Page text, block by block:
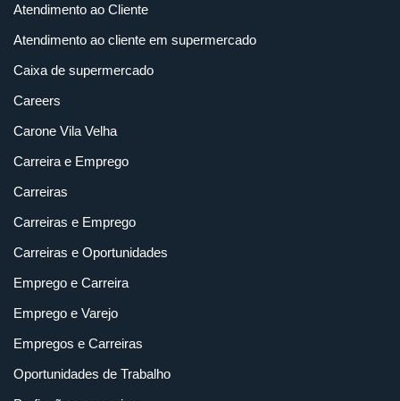
Atendimento ao Cliente
Atendimento ao cliente em supermercado
Caixa de supermercado
Careers
Carone Vila Velha
Carreira e Emprego
Carreiras
Carreiras e Emprego
Carreiras e Oportunidades
Emprego e Carreira
Emprego e Varejo
Empregos e Carreiras
Oportunidades de Trabalho